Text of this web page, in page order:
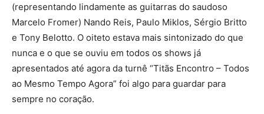
(representando lindamente as guitarras do saudoso
Marcelo Fromer) Nando Reis, Paulo Miklos, Sérgio Britto
e Tony Belotto. O oiteto estava mais sintonizado do que
nunca e o que se ouviu em todos os shows já
apresentados até agora da turnê “Titãs Encontro – Todos
ao Mesmo Tempo Agora” foi algo para guardar para
sempre no coração.